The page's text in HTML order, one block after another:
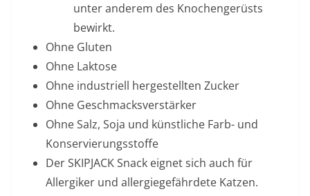
unter anderem des Knochengerüsts
bewirkt.
Ohne Gluten
Ohne Laktose
Ohne industriell hergestellten Zucker
Ohne Geschmacksverstärker
Ohne Salz, Soja und künstliche Farb- und
Konservierungsstoffe
Der SKIPJACK Snack eignet sich auch für
Allergiker und allergiegefährdete Katzen.